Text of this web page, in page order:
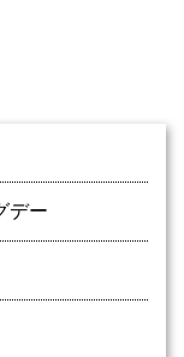
デー